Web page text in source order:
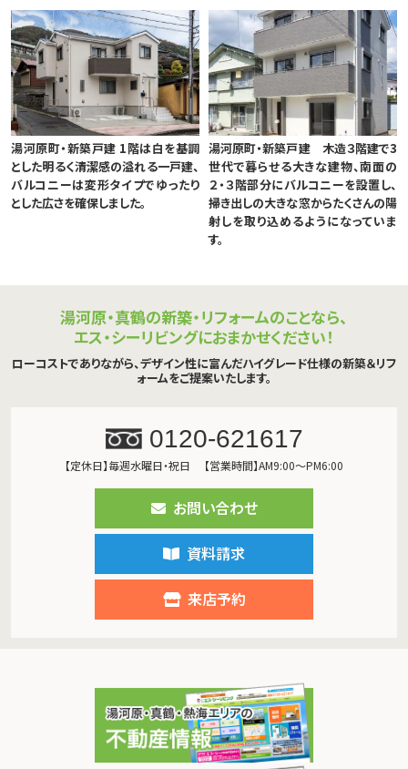
湯河原町・新築戸建 1階は白を基調
とした明るく清潔感の溢れる一戸建、
バルコニーは変形タイプでゆったり
とした広さを確保しました。
湯河原町・新築戸建 木造３階建で3
世代で暮らせる大きな建物、南面の
２・３階部分にバルコニーを設置し、
掃き出しの大きな窓からたくさんの陽
射しを取り込めるようになっていま
す。
湯河原・真鶴の新築・リフォームのことなら、
エス・シーリビングにおまかせください！
ローコストでありながら、デザイン性に富んだハイグレード仕様の新築＆リフ
ォームをご提案いたします。
0120-621617
【定休日】毎週水曜日・祝日 【営業時間】AM9:00～PM6:00
お問い合わせ
資料請求
来店予約